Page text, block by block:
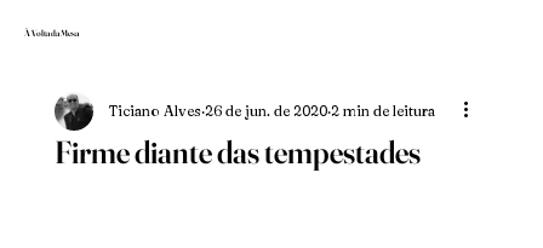
À Volta da Mesa
Firme diante das tempestades
Ticiano Alves 26 de jun. de 2020 2 min de leitura